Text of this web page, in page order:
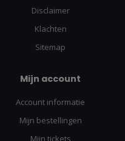
Disclaimer
Klachten
Sitemap
Mijn account
Account informatie
Mijn bestellingen